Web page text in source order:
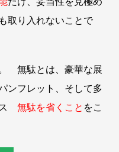
取り入れないことで
。 無駄とは、豪華な展
ンフレット、そして多
ス 無駄を省くこと をこ